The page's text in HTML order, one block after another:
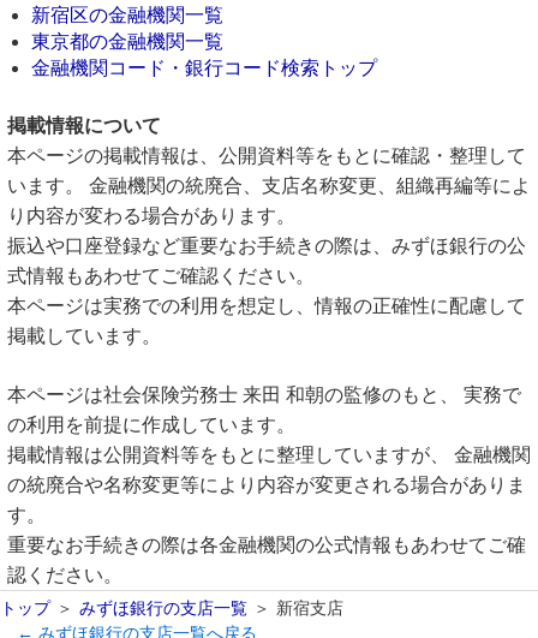
新宿区の金融機関一覧
東京都の金融機関一覧
金融機関コード・銀行コード検索トップ
掲載情報について
本ページの掲載情報は、公開資料等をもとに確認・整理して
います。 金融機関の統廃合、支店名称変更、組織再編等によ
り内容が変わる場合があります。
振込や口座登録など重要なお手続きの際は、みずほ銀行の公
式情報もあわせてご確認ください。
本ページは実務での利用を想定し、情報の正確性に配慮して
掲載しています。
本ページは社会保険労務士 来田 和朝の監修のもと、 実務で
の利用を前提に作成しています。
掲載情報は公開資料等をもとに整理していますが、 金融機関
の統廃合や名称変更等により内容が変更される場合がありま
す。
重要なお手続きの際は各金融機関の公式情報もあわせてご確
認ください。
トップ みずほ銀行の支店一覧
新宿支店
← みずほ銀行の支店一覧へ戻る